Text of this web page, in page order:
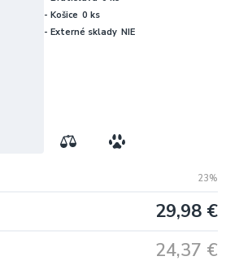
23%
29,98 €
24,37 €
- Košice 0 ks
- Externé sklady NIE